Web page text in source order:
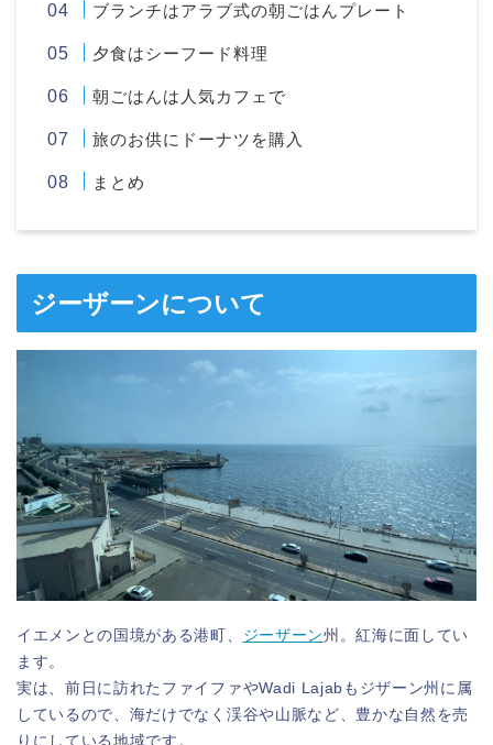
ブランチはアラブ式の朝ごはんプレート
夕食はシーフード料理
朝ごはんは人気カフェで
旅のお供にドーナツを購入
まとめ
ジーザーンについて
イエメンとの国境がある港町、 ジーザーン州。紅海に面してい
ます。
実は、前日に訪れたファイファやWadi Lajabもジザーン州に属
しているので、海だけでなく渓谷や山脈など、豊かな自然を売
りにしている地域です。